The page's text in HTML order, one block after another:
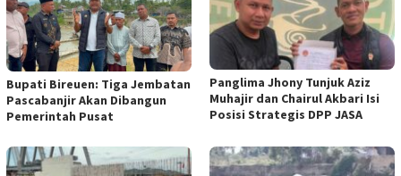
Bupati Bireuen: Tiga Jembatan
Pascabanjir Akan Dibangun
Pemerintah Pusat
Panglima Jhony Tunjuk Aziz
Muhajir dan Chairul Akbari Isi
Posisi Strategis DPP JASA